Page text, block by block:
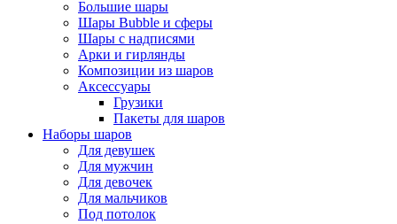
Большие шары
Шары Bubble и сферы
Шары с надписями
Арки и гирлянды
Композиции из шаров
Аксессуары
Грузики
Пакеты для шаров
Наборы шаров
Для девушек
Для мужчин
Для девочек
Для мальчиков
Под потолок